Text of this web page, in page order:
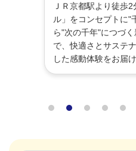
ＪＲ京都駅より徒歩
ル」をコンセプトに"
ら"次の千年"につづ
で、快適さとサステ
した感動体験をお届け